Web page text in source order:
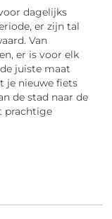
dagelijks
er zijn tal
Van
er is voor elk
juiste maat
je nieuwe fiets
de stad naar de
prachtige